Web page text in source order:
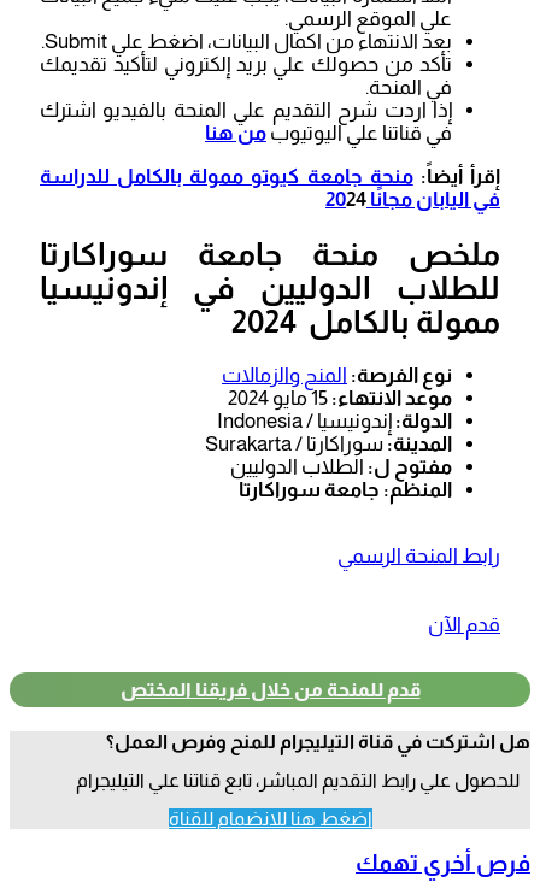
علي الموقع الرسمي.
بعد الانتهاء من اكمال البيانات، اضغط علي Submit.
تأكد من حصولك علي بريد إلكتروني لتأكيد تقديمك
في المنحة.
إذا اردت شرح التقديم علي المنحة بالفيديو اشترك
في قناتنا علي اليوتيوب من هنا
إقرأ أيضاً:منحة جامعة كيوتو ممولة بالكامل للدراسة
في اليابان مجانًا 20 24
ملخص منحة جامعة سوراكارتا
للطلاب الدوليين في إندونيسيا
ممولة بالكامل 2024
نوع الفرصة: المنح والزمالات
موعد الانتهاء:
الدولة: إندونيسيا / Indonesia
المدينة: سوراكارتا / Surakarta
مفتوح ل: الطلاب الدوليين
المنظم: جامعة سوراكارتا
رابط المنحة الرسمي
قدم الآن
قدم للمنحة من خلال فريقنا المختص
هل اشتركت في قناة التيليجرام للمنح وفرص العمل؟
للحصول علي رابط التقديم المباشر، تابع قناتنا علي التيليجرام
اضغط هنا للانضمام للقناة
فرص أخري تهمك